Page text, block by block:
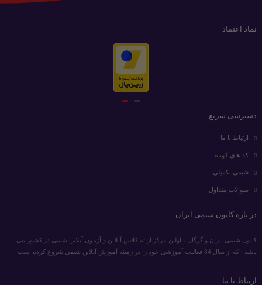
نماد اعتماد
دسترسی سریع
ارتباط با ما
کد های کوتاه
شیمی تکمیلی
سوالات متداول
در باره کانون شیمی ایران
کانون شیمی ایران و گرگان ، اولین مرکز ارائه کلاس آنلاین و آزمون آنلاین شیمی در کشور می
باشد . که از سال 84 فعالیت آموزشی خود را در زمینه آموزش آنلاین شیمی شروع کرده است .
ارتباط با ما